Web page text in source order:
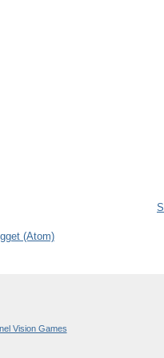
(Atom)
Vision Games